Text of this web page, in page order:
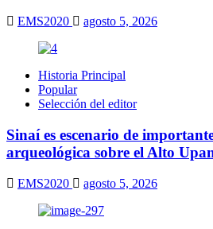
EMS2020 agosto 5, 2026
Historia Principal
Popular
Selección del editor
Sinaí es escenario de
arqueológica sobre el Alto
EMS2020 agosto 5, 2026